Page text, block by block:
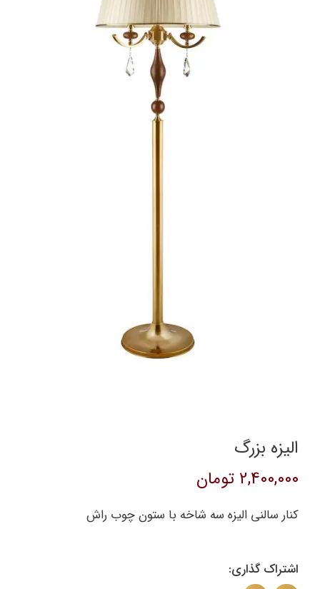
الیزه بزرگ
2,400,000 تومان
کنار سالنی الیزه سه شاخه با ستون چوب راش
اشتراک گذاری: